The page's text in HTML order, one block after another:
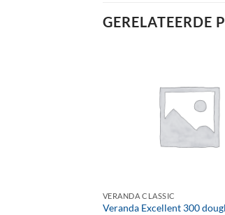
GERELATEERDE
VERANDA CLASSIC
Veranda Excellent 300